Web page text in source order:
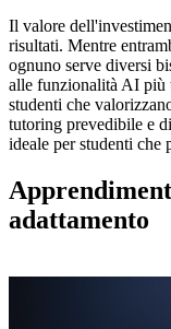
Il valore
risultati. Mentre
ognuno serve diversi
alle funzionalità AI più
studenti che
tutoring prevedibile e
ideale per studenti che
adattamento